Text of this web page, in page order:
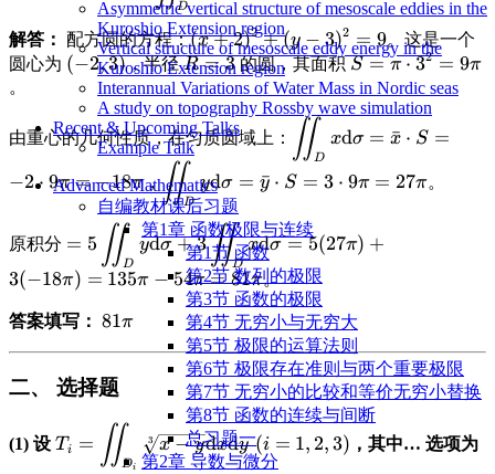
Asymmetric vertical structure of mesoscale eddies in the
Kuroshio Extension region
Vertical structure of mesoscale eddy energy in the
Kuroshio Extension region
Interannual Variations of Water Mass in Nordic seas
A study on topography Rossby wave simulation
Recent & Upcoming Talks
Example Talk
Advanced Mathematics
自编教材课后习题
第1章 函数极限与连续
第1节 函数
第2节 数列的极限
第3节 函数的极限
第4节 无穷小与无穷大
第5节 极限的运算法则
第6节 极限存在准则与两个重要极限
第7节 无穷小的比较和等价无穷小替换
第8节 函数的连续与间断
总习题一
第2章 导数与微分
=
D
解答： 配方圆的方程：\displaystyle
(x+2)^2 +
(y-3)^2 = 9
(x +2)2 +(y − 3)2 = 9。这是一个
圆心为 \displaystyle
(-2, 3)
(−2,3)，半径\displaystyle
R=3
R = 3的圆，其面积 \displaystyle
S = \pi
\cdot 3^2 =
9\pi
S = π ⋅32 = 9π
。
由重心的几何性质，在匀质圆域上：
\displaystyle
\iint_D x
\text{d}\sigma
\cdot S = -2
\cdot 9\pi =
-18\pi
∬D
xdσ = x
ˉ ⋅ S =
−2 ⋅ 9π = −18π， \displaystyle
\iint_D y
\text{d}\sigma
= \bar{y}
\cdot S = 3
\cdot 9\pi =
27\pi
∬D
ydσ = y
ˉ ⋅ S = 3 ⋅ 9π = 27π。
原积分
\displaystyle =
5\iint_D y
\text{d}\sigma
+ 3\iint_D x
\text{d}\sigma
= 5(27\pi) +
3(-18\pi) =
135\pi - 54\pi
= 81\pi
= 5 ∬D
ydσ +3∬D
xdσ = 5(27π) +
3(−18π) = 135π −54π = 81π。
答案填写： \displaystyle
81π
二、 选择题
(1) 设 \displaystyle T_i =
\iint_{D_i} \sqrt[3]
T i = ∬Di
3 x − ydxdy (i = 1, 2, 3) ，其中… 选项为